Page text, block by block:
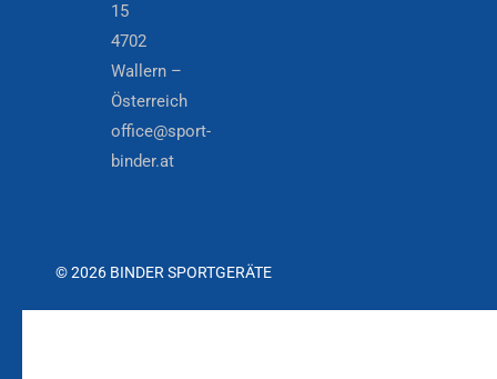
15
4702
Wallern –
Österreich
office@sport-
binder.at
© 2026 BINDER SPORTGERÄTE